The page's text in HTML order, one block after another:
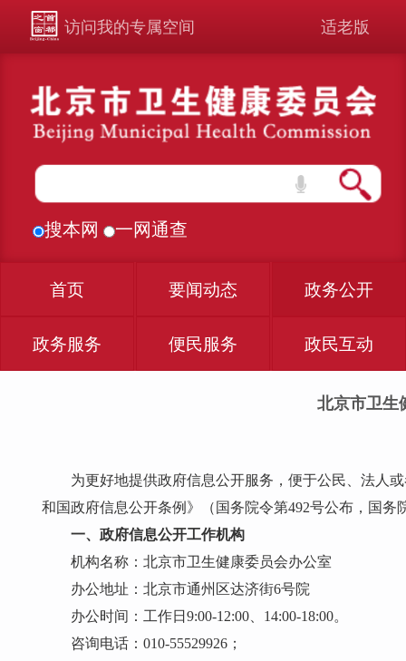
访问我的专属空间 适老版
搜本网 一网通查
首页 要闻动态 政务公开
政务服务 便民服务 政民互动
北京市卫生
为更好地提供政府信息公开服务，便于公民、法人
和国政府信息公开条例》（国务院令第492号公布，国
一、政府信息公开工作机构
机构名称：北京市卫生健康委员会办公室
办公地址：北京市通州区达济街6号院
办公时间：工作日9:00-12:00、14:00-18:00。
咨询电话：010-55529926；